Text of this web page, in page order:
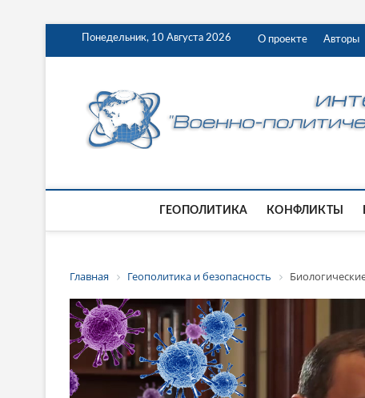
Понедельник, 10 Августа 2026 О проекте Авторы
ГЕОПОЛИТИКА КОНФЛИКТЫ
Главная Геополитика и безопасность